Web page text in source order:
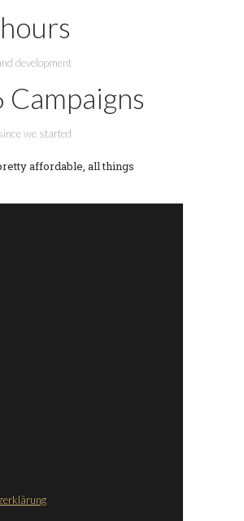
hours
development
Campaigns
we started
affordable, all things